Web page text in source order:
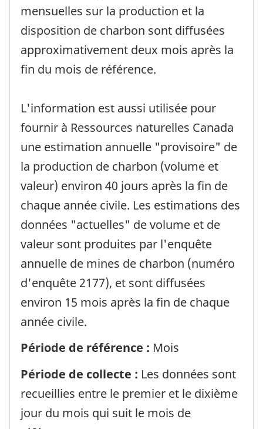
mensuelles sur la production et la
disposition de charbon sont diffusées
approximativement deux mois après la
fin du mois de référence.
L'information est aussi utilisée pour
fournir à Ressources naturelles Canada
une estimation annuelle "provisoire" de
la production de charbon (volume et
valeur) environ 40 jours après la fin de
chaque année civile. Les estimations des
données "actuelles" de volume et de
valeur sont produites par l'enquête
annuelle de mines de charbon (numéro
d'enquête 2177), et sont diffusées
environ 15 mois après la fin de chaque
année civile.
Période de référence : Mois
Période de collecte : Les données sont
recueillies entre le premier et le dixième
jour du mois qui suit le mois de